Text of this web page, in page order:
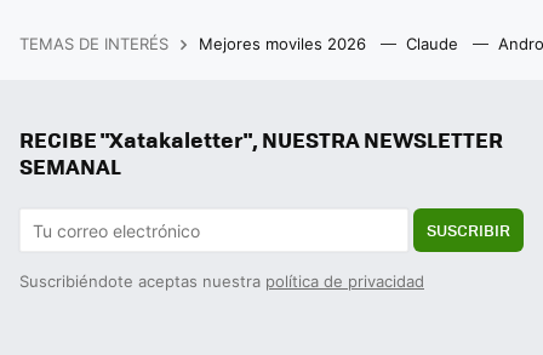
TEMAS DE INTERÉS Mejores moviles 2026 Claude
RECIBE "Xatakaletter", NUESTRA NEWSLETTER
SEMANAL
SUSCRIBIR
Suscribiéndote aceptas nuestra política de privacidad